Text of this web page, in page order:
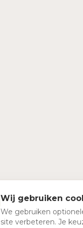
Wij gebruiken
We gebruiken
site verbeteren. Je